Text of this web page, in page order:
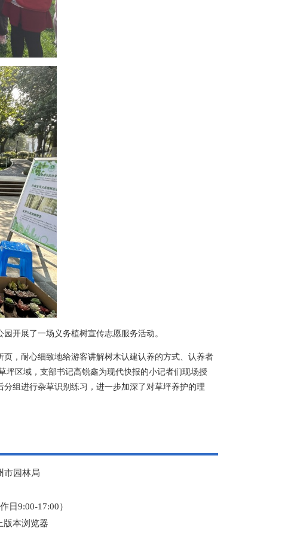
开展了一场义务植树宣传志愿服务活动。
，耐心细致地给游客讲解树木认建认养的方式、认养者
坪区域，支部书记高锐鑫为现代快报的小记者们现场授
组进行杂草识别练习，进一步加深了对草坪养护的理
市园林局
日9:00-17:00）
版本浏览器